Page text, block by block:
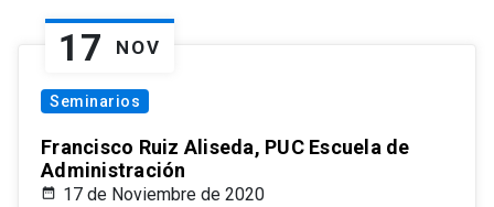
17 NOV
Seminarios
Francisco Ruiz Aliseda, PUC Escuela de
Administración
17 de Noviembre de 2020